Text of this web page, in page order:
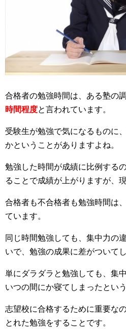
合格者の勉強時間は、ある塾の
時間程度と言われています。
受験生が勉強で気になるものに
かということがありますよね。
勉強した時間が成績に比例する
ることで成績が上がりますが、
合格者も不合格者も勉強時間は
ています。
同じ時間勉強しても、集中力の
いで、勉強の成果に差がついて
単にダラダラと勉強しても、集
いつの間にか寝てしまったとい
志望校に合格するために重要な
とれた勉強をすることです。